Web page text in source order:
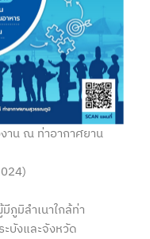
าน ณ ท่าอากาศยาน
มิลำเนาใกล้ท่า
ะบังและจังหวัด